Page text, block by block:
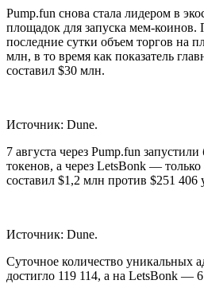
Pump.fun снова стала лидером в
площадок для запуска мем-коинов.
последние сутки объем торгов на
млн, в то время как показатель
составил $30 млн.
Источник: Dune.
7 августа через Pump.fun
токенов, а через LetsBonk —
составил $1,2 млн против $251 406
Источник: Dune.
Суточное количество уникальных
достигло 119 114, а на LetsBonk —